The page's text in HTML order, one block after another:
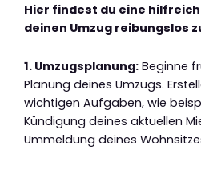
Hier findest du eine
deinen Umzug reibungslos
1. Umzugsplanung: Beginne
Planung deines Umzugs.
wichtigen Aufgaben, wie
Kündigung deines aktuellen
Ummeldung deines